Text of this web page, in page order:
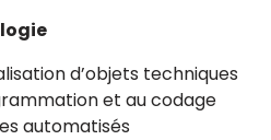
d’objets techniques
et au codage
automatisés